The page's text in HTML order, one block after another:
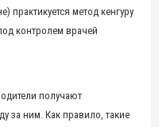
практикуется метод кенгуру
контролем врачей
получают
за ним. Как правило, такие